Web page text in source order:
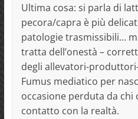
Ultima cosa: si parla di
pecora/capra è più
patologie trasmissibili…
tratta dell’onestà –
degli allevatori-
Fumus mediatico per
occasione perduta da chi
contatto con la realtà.